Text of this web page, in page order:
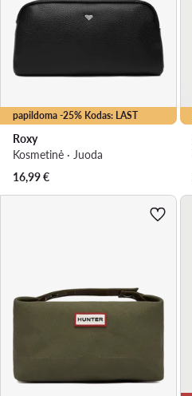
papildoma -25% Kodas: LAST
Roxy
Kosmetinė · Juoda
16,99€